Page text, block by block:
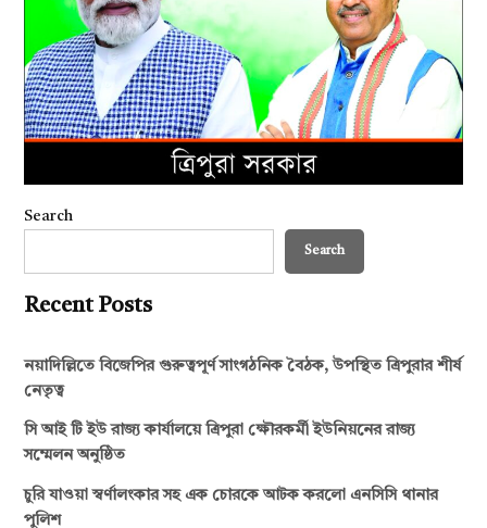
Search
Search
Recent Posts
নয়াদিল্লিতে বিজেপির গুরুত্বপূর্ণ সাংগঠনিক বৈঠক, উপস্থিত ত্রিপুরার শীর্ষ
নেতৃত্ব
সি আই টি ইউ রাজ্য কার্যালয়ে ত্রিপুরা ক্ষৌরকর্মী ইউনিয়নের রাজ্য
সম্মেলন অনুষ্ঠিত
চুরি যাওয়া স্বর্ণালংকার সহ এক চোরকে আটক করলো এনসিসি থানার
পুলিশ